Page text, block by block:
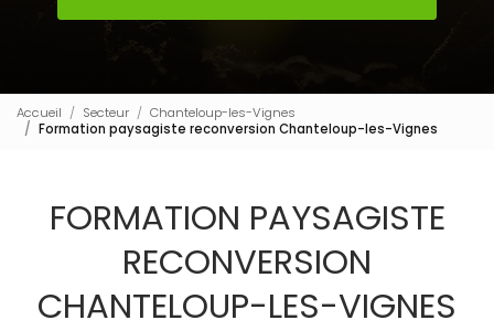
Accueil Secteur
Chanteloup-les-Vignes
Formation paysagiste reconversion Chanteloup-les-Vignes
FORMATION PAYSAGISTE
RECONVERSION
CHANTELOUP-LES-VIGNES